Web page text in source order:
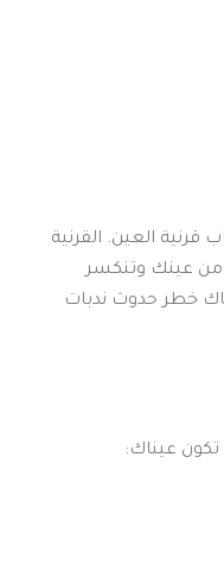
قرنية العين. القرنية
من عينك وتنكسر
خطر حدوث ندبات
تكون عيناك: